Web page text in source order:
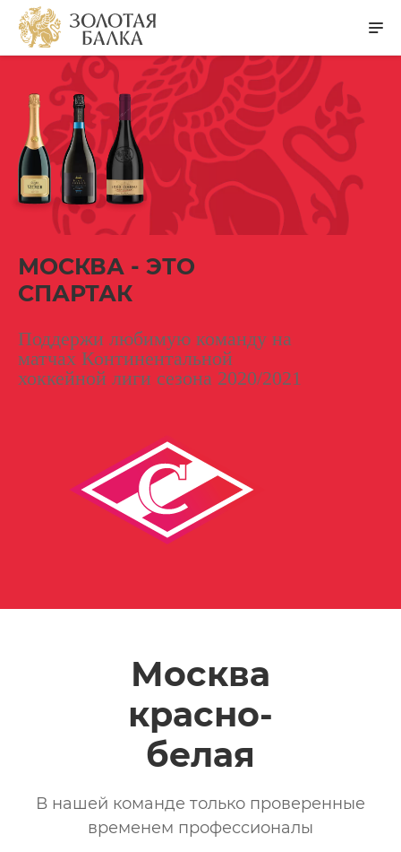
МОСКВА - ЭТО
СПАРТАК
Поддержи любимую команду на
матчах Континентальной
хоккейной лиги сезона 2020/2021
Москва
красно-
белая
В нашей команде только проверенные
временем профессионалы